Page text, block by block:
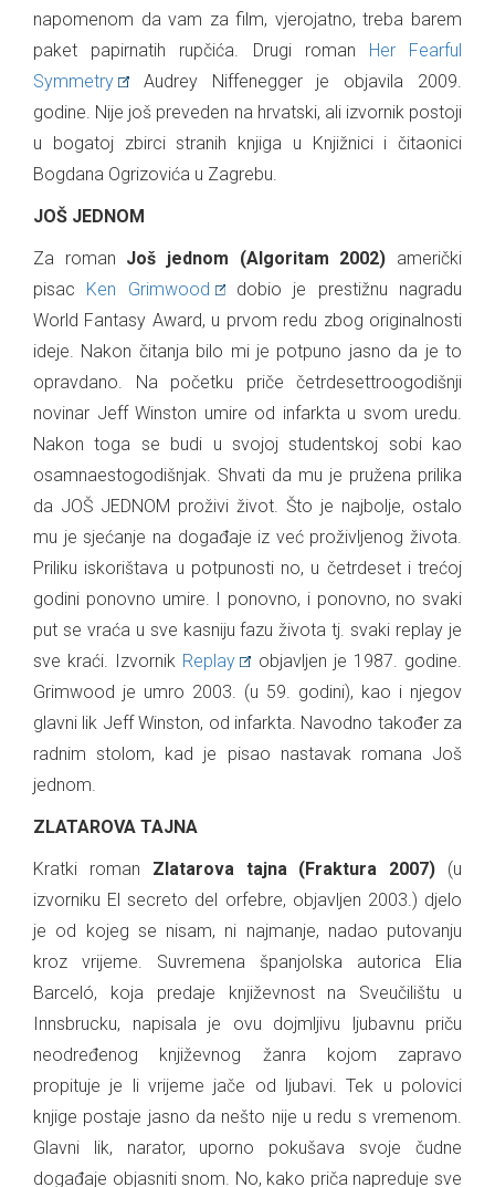
napomenom da vam za film, vjerojatno, treba barem
paket papirnatih rupčića. Drugi roman Her Fearful
Symmetry
Audrey Niffenegger je objavila 2009.
godine. Nije još preveden na hrvatski, ali izvornik postoji
u bogatoj zbirci stranih knjiga u Knjižnici i čitaonici
Bogdana Ogrizovića u Zagrebu.
JOŠ JEDNOM
Za roman Još jednom (Algoritam 2002) američki
pisac Ken Grimwood
dobio je prestižnu nagradu
World Fantasy Award, u prvom redu zbog originalnosti
ideje. Nakon čitanja bilo mi je potpuno jasno da je to
opravdano. Na početku priče četrdesettroogodišnji
novinar Jeff Winston umire od infarkta u svom uredu.
Nakon toga se budi u svojoj studentskoj sobi kao
osamnaestogodišnjak. Shvati da mu je pružena prilika
da JOŠ JEDNOM proživi život. Što je najbolje, ostalo
mu je sjećanje na događaje iz već proživljenog života.
Priliku iskorištava u potpunosti no, u četrdeset i trećoj
godini ponovno umire. I ponovno, i ponovno, no svaki
put se vraća u sve kasniju fazu života tj. svaki replay je
sve kraći. Izvornik Replay
objavljen je 1987. godine.
Grimwood je umro 2003. (u 59. godini), kao i njegov
glavni lik Jeff Winston, od infarkta. Navodno također za
radnim stolom, kad je pisao nastavak romana Još
jednom.
ZLATAROVA TAJNA
Kratki roman Zlatarova tajna (Fraktura 2007) (u
izvorniku El secreto del orfebre, objavljen 2003.) djelo
je od kojeg se nisam, ni najmanje, nadao putovanju
kroz vrijeme. Suvremena španjolska autorica Elia
Barceló, koja predaje književnost na Sveučilištu u
Innsbrucku, napisala je ovu dojmljivu ljubavnu priču
neodređenog književnog žanra kojom zapravo
propituje je li vrijeme jače od ljubavi. Tek u polovici
knjige postaje jasno da nešto nije u redu s vremenom.
Glavni lik, narator, uporno pokušava svoje čudne
događaje objasniti snom. No, kako priča napreduje sve